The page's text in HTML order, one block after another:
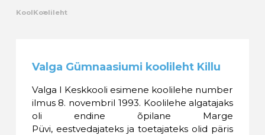
KoolKoolileht
Valga Gümnaasiumi koolileht Killu
Valga I Keskkooli esimene koolilehe number
ilmus 8. novembril 1993. Koolilehe algatajaks
oli endine õpilane Marge
Püvi, eestvedajateks ja toetajateks olid päris